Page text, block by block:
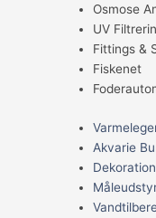
Osmose
UV
Fittings &
Fiskenet
Akvarie